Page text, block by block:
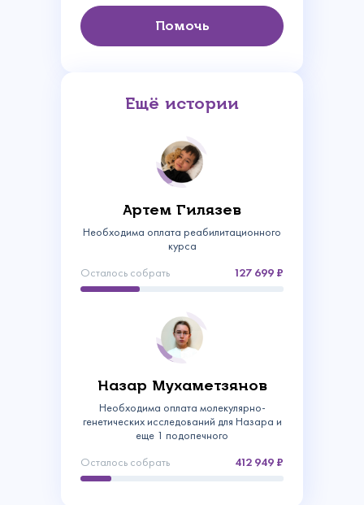
Помочь
Ещё истории
Артем Гилязев
Необходима оплата реабилитационного
курса
Осталось собрать
127 699
Назар Мухаметзянов
Необходима оплата молекулярно-
генетических исследований для Назара и
еще 1 подопечного
Осталось собрать
412 949
Спасибо!
Создать аккаунт
Войти
Связаться с
нами
Сделать пожертвование